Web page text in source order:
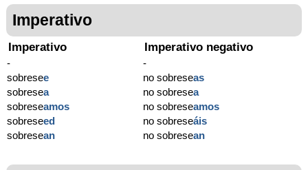
Imperativo
Imperativo
-
sobresee
sobresea
sobreseamos
sobreseed
sobresean
Imperativo negativo
-
no sobreseas
no sobresea
no sobreseamos
no sobreseáis
no sobresean